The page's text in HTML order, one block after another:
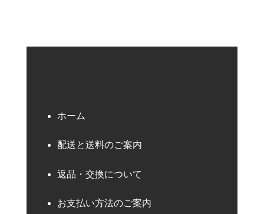
ホーム
配送と送料のご案内
返品・交換について
お支払い方法のご案内